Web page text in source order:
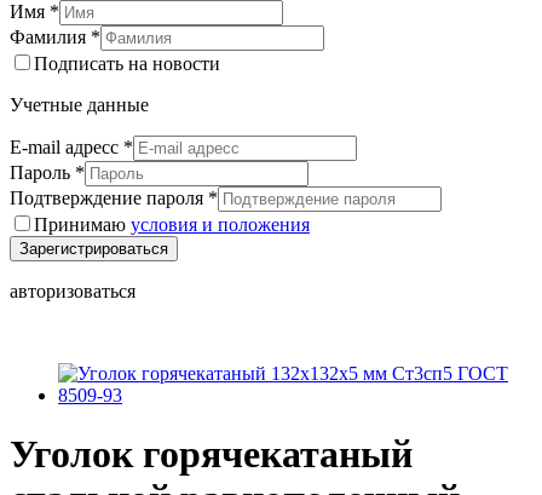
Имя *
Фамилия *
Подписать на новости
Учетные данные
E-mail адресс *
Пароль *
Подтверждение пароля *
Принимаю условия и положения
Зарегистрироваться
авторизоваться
Уголок горячекатаный